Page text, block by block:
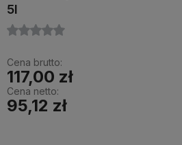
5l
Cena brutto:
117,00 zł
Cena netto:
95,12 zł